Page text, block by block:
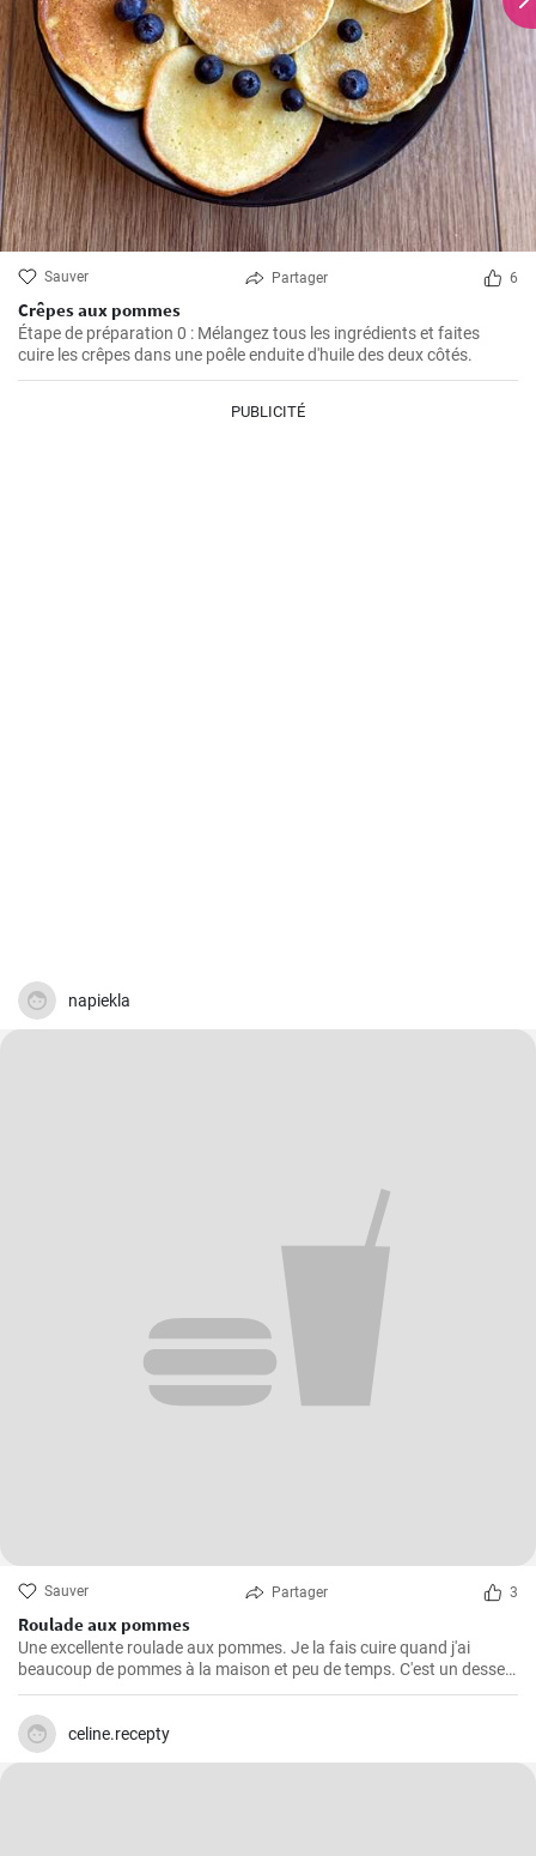
Sauver Partager 6
Crêpes aux pommes
Étape de préparation 0 : Mélangez tous les ingrédients et faites
cuire les crêpes dans une poêle enduite d'huile des deux côtés.
PUBLICITÉ
napiekla
Sauver Partager 3
Roulade aux pommes
Une excellente roulade aux pommes. Je la fais cuire quand j'ai
beaucoup de pommes à la maison et peu de temps. C'est un dessert
rapide et facile qui plait toujours.
celine.recepty